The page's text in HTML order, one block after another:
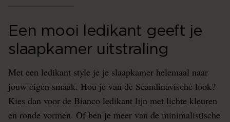
Een mooi ledikant geeft je
slaapkamer uitstraling
Met een ledikant style je je slaapkamer helemaal naar
jouw eigen smaak. Hou je van de Scandinavische look?
Kies dan voor de Bianco ledikant lijn met lichte kleuren
en ronde vormen. Of ben je meer van de minimalistische